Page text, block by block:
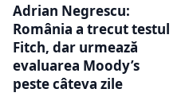
Adrian Negrescu:
România a trecut testul
Fitch, dar urmează
evaluarea Moody’s
peste câteva zile